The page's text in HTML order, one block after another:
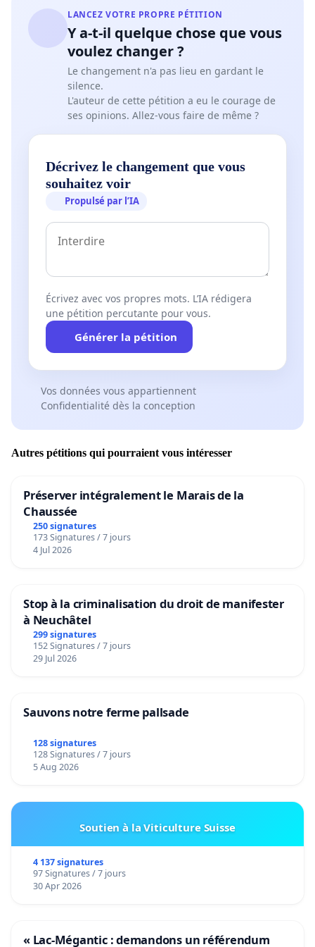
LANCEZ VOTRE PROPRE PÉTITION
Y a-t-il quelque chose que vous
voulez changer ?
Le changement n'a pas lieu en gardant le
silence.
L'auteur de cette pétition a eu le courage de
ses opinions. Allez-vous faire de même ?
Décrivez le changement que vous
souhaitez voir
Propulsé par l’IA
Écrivez avec vos propres mots. L’IA rédigera
une pétition percutante pour vous.
Générer la pétition
Vos données vous appartiennent
Confidentialité dès la conception
Autres pétitions qui pourraient vous intéresser
Préserver intégralement le Marais de la
Chaussée
250 signatures
173 Signatures / 7 jours
4 Jul 2026
Stop à la criminalisation du droit de manifester
à Neuchâtel
299 signatures
152 Signatures / 7 jours
29 Jul 2026
Sauvons notre ferme pallsade
128 signatures
128 Signatures / 7 jours
5 Aug 2026
Soutien à la Viticulture Suisse
4 137 signatures
97 Signatures / 7 jours
30 Apr 2026
« Lac-Mégantic : demandons un référendum